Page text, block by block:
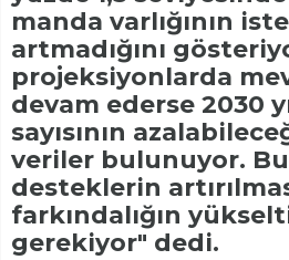
manda varlığının
artmadığını
projeksiyonlarda
devam ederse 2030
sayısının
veriler bulunuyor.
desteklerin
farkındalığın
gerekiyor" dedi.